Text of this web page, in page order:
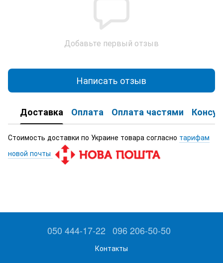
Добавьте первый отзыв
Написать отзыв
Доставка Оплата Оплата частями
Стоимость доставки по Украине товара согласно тарифам
новой почты
050 444-17-22 096 206-50-50
Контакты